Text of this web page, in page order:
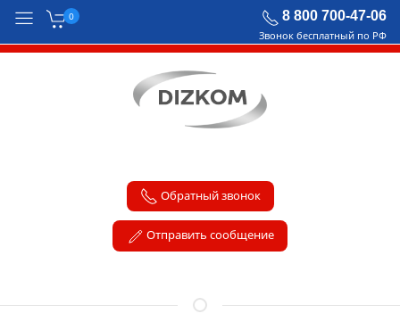
0 8 800 700-47-06
Звонок бесплатный по РФ
Обратный звонок
Отправить сообщение